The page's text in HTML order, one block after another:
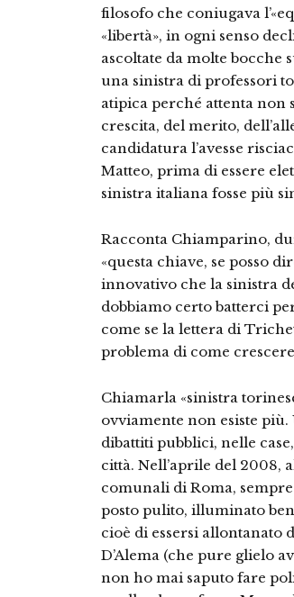
filosofo che coniugava
«libertà», in ogni senso
ascoltate da molte bocche
una sinistra di professori
atipica perché attenta non
crescita, del merito,
candidatura l’avesse
Matteo, prima di essere
sinistra italiana fosse più
Racconta Chiamparino,
«questa chiave, se posso
innovativo che la sinistra
dobbiamo certo batterci
come se la lettera di
problema di come
Chiamarla «sinistra
ovviamente non esiste
dibattiti pubblici, nelle
città. Nell’aprile del 2008,
comunali di Roma,
posto pulito, illuminato
cioè di essersi
D’Alema (che pure glielo
non ho mai saputo fare